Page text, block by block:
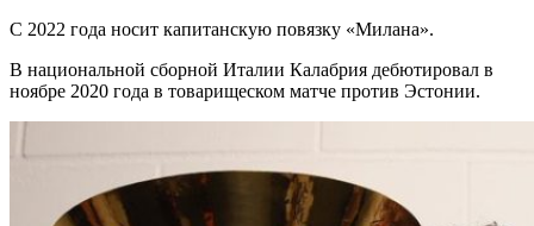
С 2022 года носит капитанскую повязку «Милана».
В национальной сборной Италии Калабрия дебютировал в
ноябре 2020 года в товарищеском матче против Эстонии.